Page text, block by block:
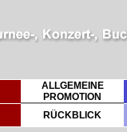
ALLGEMEINE
PROMOTION
RÜCKBLICK